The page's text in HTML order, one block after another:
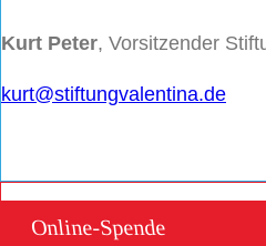
Kurt Peter, Vorsitzender
kurt@stiftungvalentina.de
Online-Spende